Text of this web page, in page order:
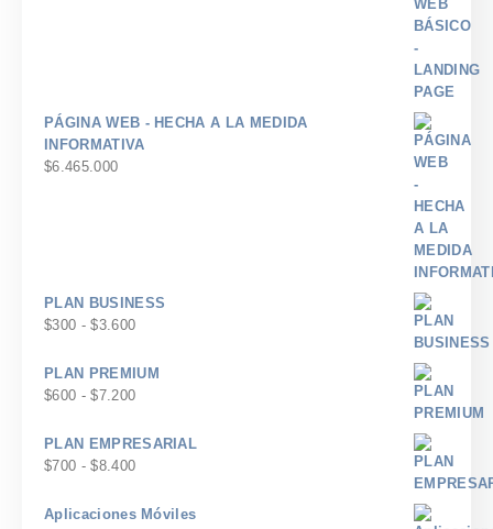
PÁGINA WEB - HECHA A LA MEDIDA
INFORMATIVA
$6.465.000
PLAN BUSINESS
$300 - $3.600Rango
precios:
desde
PLAN PREMIUM
$600 - $7.200Rango
precios:
desde
hasta
PLAN EMPRESARIAL
$700 - $8.400Rango
precios:
Aplicaciones Móviles